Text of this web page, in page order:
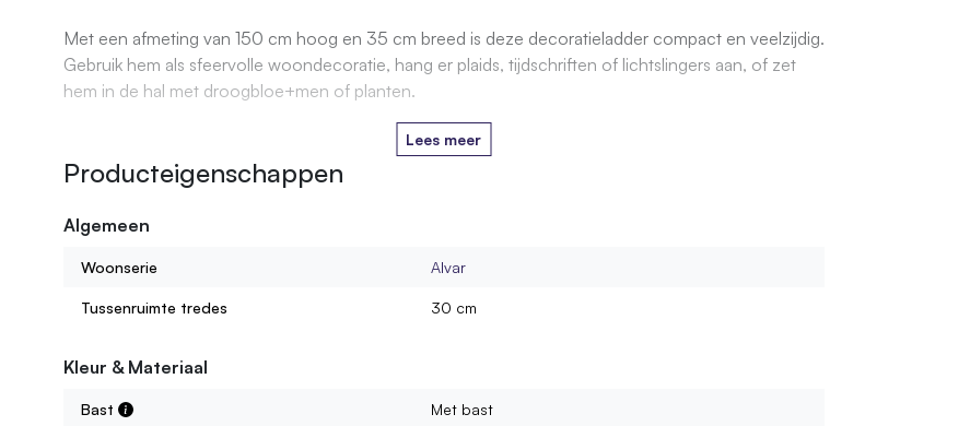
Met een afmeting van 150 cm hoog en 35 cm breed is deze decoratieladder compact en veelzijdig.
Gebruik hem als sfeervolle woondecoratie, hang er plaids, tijdschriften of lichtslingers aan, of zet
hem in de hal met droogbloe+men of planten.
Lees meer
Producteigenschappen
Algemeen
Woonserie Alvar
Tussenruimte tredes 30 cm
Kleur & Materiaal
Bast Met bast